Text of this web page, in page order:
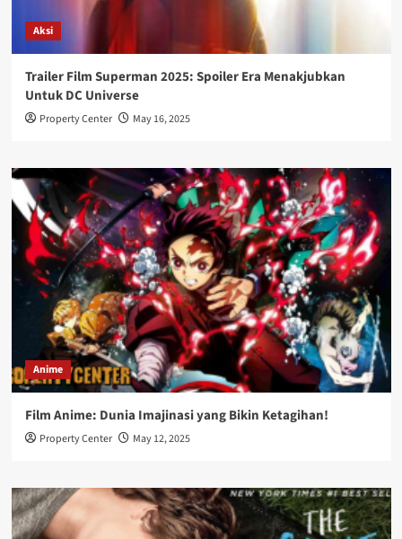
Aksi
Trailer Film Superman 2025: Spoiler Era Menakjubkan
Untuk DC Universe
Property Center May 16, 2025
Anime
Film Anime: Dunia Imajinasi yang Bikin Ketagihan!
Property Center May 12, 2025